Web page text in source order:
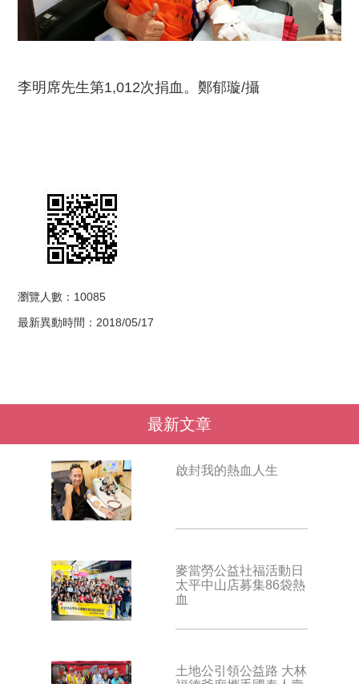
李明席先生第1,012次捐血。鄭郁璇/攝
瀏覽人數：10085
最新異動時間：2018/05/17
最新文章
啟封我的熱血人生
麥當勞公益社福活動日
太平中山店募集86袋熱
血
土地公引領公益路 大林